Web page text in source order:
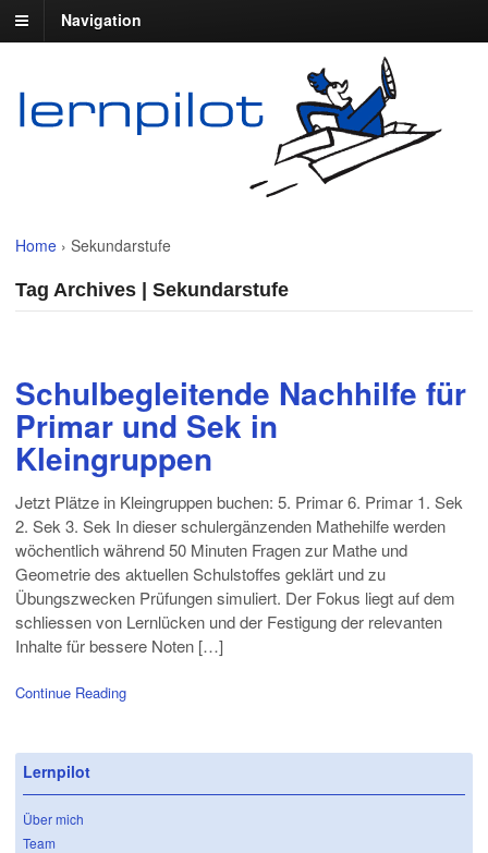
Navigation
Home › Sekundarstufe
Tag Archives | Sekundarstufe
Schulbegleitende Nachhilfe für
Primar und Sek in
Kleingruppen
Jetzt Plätze in Kleingruppen buchen: 5. Primar 6. Primar 1. Sek
2. Sek 3. Sek In dieser schulergänzenden Mathehilfe werden
wöchentlich während 50 Minuten Fragen zur Mathe und
Geometrie des aktuellen Schulstoffes geklärt und zu
Übungszwecken Prüfungen simuliert. Der Fokus liegt auf dem
schliessen von Lernlücken und der Festigung der relevanten
Inhalte für bessere Noten […]
Continue Reading
Lernpilot
Über mich
Team